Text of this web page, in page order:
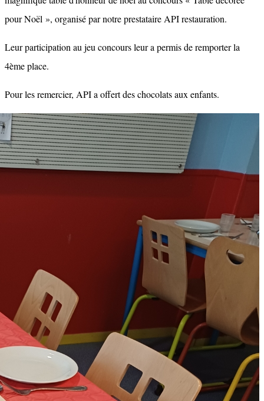
pour Noël », organisé par notre prestataire API restauration.
Leur participation au jeu concours leur a permis de remporter la
4ème place.
Pour les remercier, API a offert des chocolats aux enfants.